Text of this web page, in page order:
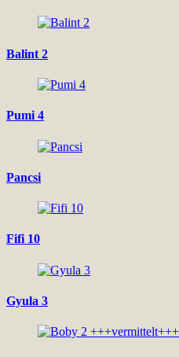
Balint 2
Pumi 4
Pancsi
Fifi 10
Gyula 3